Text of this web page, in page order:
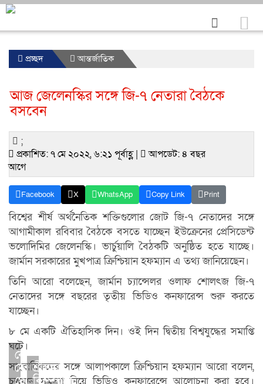
প্রচ্ছদ আন্তর্জাতিক
আজ জেলেনস্কির সঙ্গে জি-৭ নেতারা বৈঠকে
বসবেন
;
প্রকাশিত: ৭ মে ২০২২, ৬:২১ পূর্বাহ্ণ |
আপডেট: ৪ বছর
আগে
Facebook X WhatsApp Copy Link Print
বিশ্বের শীর্ষ অর্থনৈতিক শক্তিগুলোর জোট জি-৭ নেতাদের সঙ্গে
আগামীকাল রবিবার বৈঠকে বসতে যাচ্ছেন ইউক্রেনের প্রেসিডেন্ট
ভলোদিমির জেলেনস্কি। ভার্চুয়ালি বৈঠকটি অনুষ্ঠিত হতে যাচ্ছে।
জার্মান সরকারের মুখপাত্র ক্রিশ্চিয়ান হফম্যান এ তথ্য জানিয়েছেন।
তিনি আরো বলেছেন, জার্মান চ্যান্সেলর ওলাফ শোলৎজ জি-৭
নেতাদের সঙ্গে বছরের তৃতীয় ভিডিও কনফারেন্স শুরু করতে
যাচ্ছেন।
৮ মে একটি ঐতিহাসিক দিন। ওই দিন দ্বিতীয় বিশ্বযুদ্ধের সমাপ্তি
ঘটে।
সাংবাদিকদের সঙ্গে আলাপকালে ক্রিশ্চিয়ান হফম্যান আরো বলেন,
কোন
দেশশ্রীলঙ্কা